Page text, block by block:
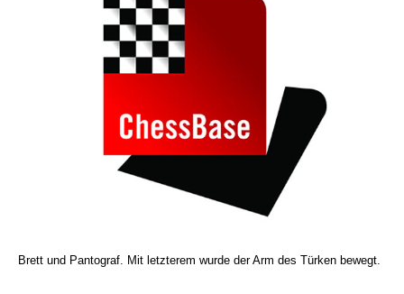
Brett und Pantograf. Mit letzterem wurde der Arm des Türken bewegt.